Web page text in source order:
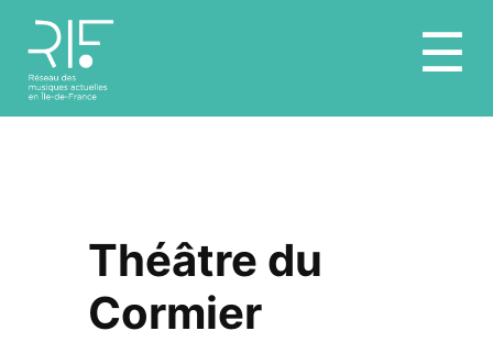
☰
Théâtre du
Cormier